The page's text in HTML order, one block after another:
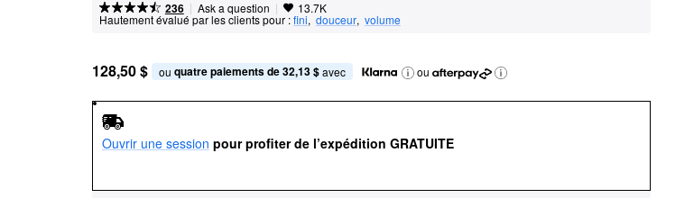
236 | Ask a question | 13.7K
Hautement évalué par les clients pour :fini, douceur, volume
128,50 $ ou quatre paiements de 32,13 $ avec ou
Ouvrir une session pour profiter de l’expédition GRATUITE